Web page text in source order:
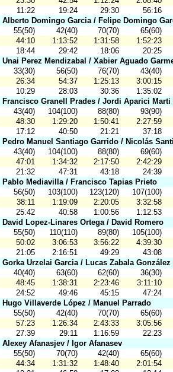
11:22 19:24 29:30
56:16
Alberto Domingo Garcia / Felipe Domingo
55(50) 42(40) 70(70)
65(60)
44:10 1:13:52 1:31:58
1:52:23
18:44 29:42 18:06
20:25
Unai Perez Mendizabal / Xabier Aguado
33(30) 56(50) 76(70)
43(40)
26:34 54:37 1:25:13
3:00:15
10:29 28:03 30:36
1:35:02
Francisco Granell Prades / Jordi Aparici Marti
43(40) 104(100) 88(80)
93(90)
48:30 1:29:20 1:50:41
2:27:59
17:12 40:50 21:21
37:18
Pedro Manuel Santiago Garrido / Nicolás
43(40) 104(100) 88(80)
69(60)
47:01 1:34:32 2:17:50
2:42:29
21:32 47:31 43:18
24:39
Pablo Mediavilla / Francisco Tapias Prieto
56(50) 103(100) 123(120)
107(100)
38:11 1:19:09 2:20:05
3:32:58
25:42 40:58 1:00:56
1:12:53
David Lopez-Linares Ortega / David Romero
55(50) 110(110) 89(80)
105(100)
50:02 3:06:53 3:56:22
4:39:30
21:05 2:16:51 49:29
43:08
Gorka Urzelai Garcia / Lucas Zabala González
40(40) 63(60) 62(60)
36(30)
48:45 1:38:31 2:23:46
3:11:10
24:52 49:46 45:15
47:24
Hugo Villaverde López / Manuel Parrado
55(50) 42(40) 70(70)
65(60)
57:23 1:26:34 2:43:33
3:05:56
27:39 29:11 1:16:59
22:23
Alexey Afanasjev / Igor Afanasev
55(50) 70(70) 42(40)
65(60)
44:34 1:31:32 1:48:40
2:01:54